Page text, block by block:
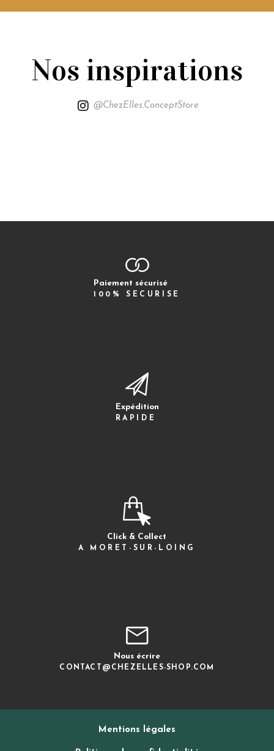
Nos inspirations
@ChezElles.ConceptStore
Paiement sécurisé
100% SECURISE
Expédition
RAPIDE
Click & Collect
A MORET-SUR-LOING
Nous écrire
CONTACT@CHEZELLES-SHOP.COM
Mentions légales